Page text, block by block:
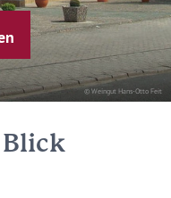
© Weingut Hans-Otto Feit